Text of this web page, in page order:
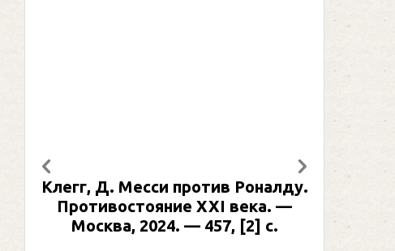
Рабинер, И. Я. Александр Овечкин
: иллюстрированная биография. —
Москва, 2024 (макет 2025). — 133,
Предыдущий Следующий